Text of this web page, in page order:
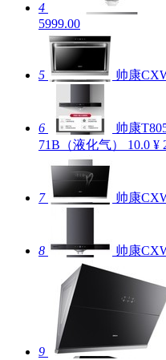
4
5999.00
5 帅康
6
帅康
71B（液化气）
10.0 ¥
7 帅康
8 帅康
9